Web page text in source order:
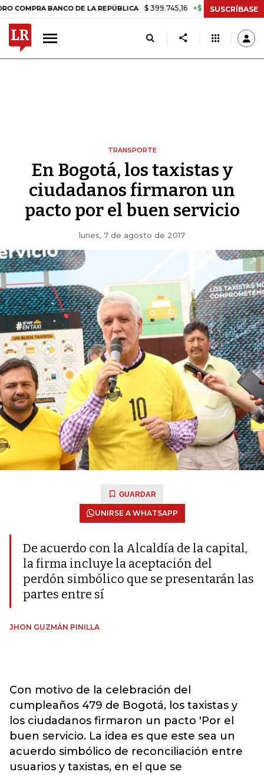
BANCO DE LA REPÚBLICA $ 399.745,16 +$ 2.295,71 +0,58%
SUSCRÍBASE
TRANSPORTE
En Bogotá, los taxistas y
ciudadanos firmaron un
pacto por el buen servicio
lunes, 7 de agosto de 2017
GUARDAR
UNIRSE A WHATSAPP
De acuerdo con la Alcaldía de la capital,
la firma incluye la aceptación del
perdón simbólico que se presentarán las
partes entre sí
JHON GUZMÁN PINILLA
Con motivo de la celebración del
cumpleaños 479 de Bogotá, los taxistas y
los ciudadanos firmaron un pacto 'Por el
buen servicio. La idea es que este sea un
acuerdo simbólico de reconciliación entre
usuarios y taxistas, en el que se